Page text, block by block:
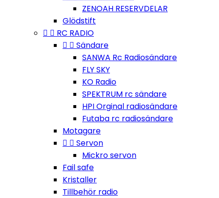
ZENOAH RESERVDELAR
Glödstift
  RC RADIO
  Sändare
SANWA Rc Radiosändare
FLY SKY
KO Radio
SPEKTRUM rc sändare
HPI Orginal radiosändare
Futaba rc radiosändare
Motagare
  Servon
Mickro servon
Fail safe
Kristaller
Tillbehör radio